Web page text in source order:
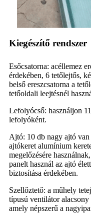
Kiegészítő rendszer
Esőcsatorna: acéllemez
érdekében, 6 tetőlejtős,
belső ereszcsatorna a
tetőoldali leejtésnél
Lefolyócső: használjon
lefolyóként.
Ajtó: 10 db nagy ajtó
ajtókeret alumínium
megelőzésére
panelt használ az ajtó
biztosítása érdekében.
Szellőztető: a műhely
típusú ventilátor
amely népszerű a